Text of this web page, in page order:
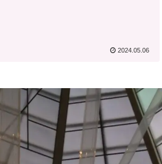
2024.05.06